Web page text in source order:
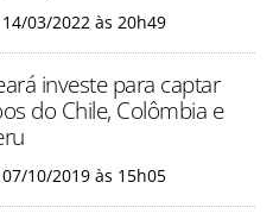
14/03/2022 às 20h49
investe para captar
do Chile, Colômbia e
07/10/2019 às 15h05